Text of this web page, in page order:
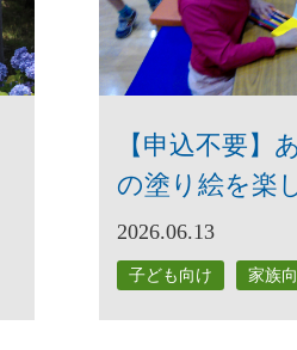
【申込不要】
の塗り絵を楽
2026.06.13
子ども向け 家族